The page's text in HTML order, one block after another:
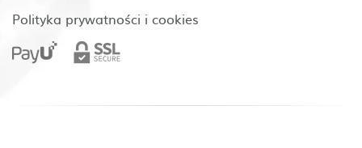
Polityka prywatności i cookies